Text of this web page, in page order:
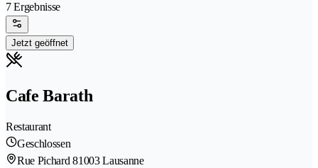
7 Ergebnisse
Jetzt geöffnet
Cafe Barath
Restaurant
Geschlossen
Rue Pichard 81003 Lausanne